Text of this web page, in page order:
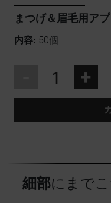
まつげ＆眉毛用ア
内容: 50個
+
細部にまで